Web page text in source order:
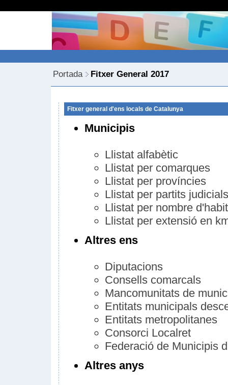
Portada Fitxer General 2017
Fitxer general d'ens locals de Catalunya
Municipis
Llistat alfabètic
Llistat per comarques
Llistat per províncies
Llistat per partits judicials
Llistat per nombre
Llistat per extensió en
Altres ens
Diputacions
Consells comarcals
Mancomunitats de
Entitats municipals
Entitats metropolitanes
Consorci Localret
Federació de Municipis
Altres anys